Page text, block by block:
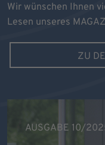
Wir wünschen Ihnen
Lesen unseres
ZU
AUSGABE 10/